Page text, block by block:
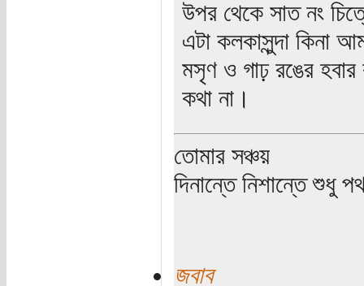
উপর থেকে সাত নং
এটা কলকাসুন্দা কিনা
মসৃণ ও গাঢ় রঙের হবার
কথা না।
তোমার সঞ্চয়
দিনান্তে নিশান্তে শুধু
জবাব